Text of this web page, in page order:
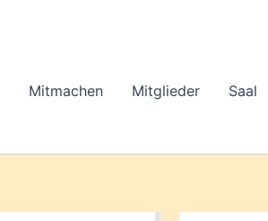
Mitmachen Mitglieder Saal